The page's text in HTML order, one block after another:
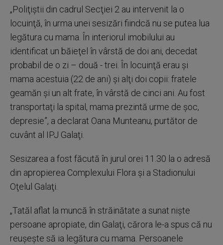
„Poliţiştii din cadrul Secţiei 2 au intervenit la o
locuinţă, în urma unei sesizări fiindcă nu se putea lua
legătura cu mama. În interiorul imobilului au
identificat un băieţel în vârstă de doi ani, decedat
probabil de o zi – două - trei. În locuinţă erau şi
mama acestuia (22 de ani) şi alţi doi copii: fratele
geamăn şi un alt frate, în vârstă de cinci ani. Au fost
transportaţi la spital, mama prezintă urme de şoc,
depresie”, a declarat Oana Munteanu, purtător de
cuvânt al IPJ Galaţi.
Sesizarea a fost făcută în jurul orei 11.30 la o adresă
din apropierea Complexului Flora şi a Stadionului
Oţelul Galaţi.
„Tatăl aflat la muncă în străinătate a sunat nişte
persoane apropiate, din Galaţi, cărora le-a spus că nu
reuşeşte să ia legătura cu mama. Persoanele